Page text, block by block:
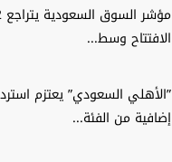
الافتتاح وسط...
”الأهلي السعودي” يعتزم
إضافية من الفئة...